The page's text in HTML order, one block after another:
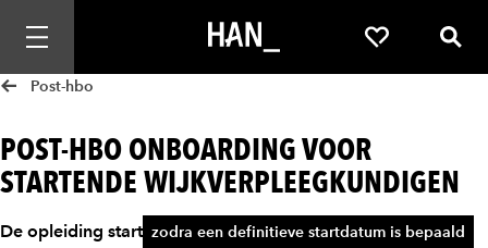
Mobiele navigatie openen Favorieten
Post-hbo
POST-HBO ONBOARDING VOOR
STARTENDE WIJKVERPLEEGKUNDIGEN
De opleiding start zodra een definitieve startdatum is bepaald